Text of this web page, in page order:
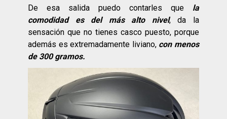
De esa salida puedo contarles que la
comodidad es del más alto nivel, da la
sensación que no tienes casco puesto, porque
además es extremadamente liviano, con menos
de 300 gramos.